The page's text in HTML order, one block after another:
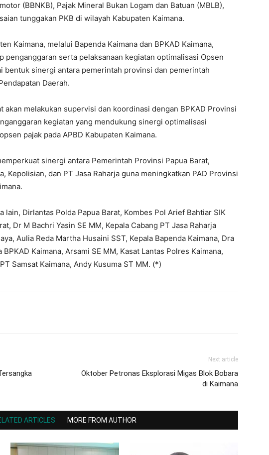
(BBNKB), Pajak Mineral Bukan Logam dan Batuan (MBLB),
tunggakan PKB di wilayah Kabupaten Kaimana.
Kaimana, melalui Bapenda Kaimana dan BPKAD Kaimana,
penganggaran serta pelaksanaan kegiatan optimalisasi Opsen
bentuk sinergi antara pemerintah provinsi dan pemerintah
Daerah.
akan melakukan supervisi dan koordinasi dengan BPKAD Provinsi
kegiatan yang mendukung sinergi optimalisasi
pajak pada APBD Kabupaten Kaimana.
sinergi antara Pemerintah Provinsi Papua Barat,
Kepolisian, dan PT Jasa Raharja guna meningkatkan PAD Provinsi
lain, Dirlantas Polda Papua Barat, Kombes Pol Arief Bahtiar SIK
Dr M Bachri Yasin SE MM, Kepala Cabang PT Jasa Raharja
Aulia Reda Martha Husaini SST, Kepala Bapenda Kaimana, Dra
Kaimana, Arsami SE MM, Kasat Lantas Polres Kaimana,
Samsat Kaimana, Andy Kusuma ST MM. (*)
Next article
Oktober Petronas Eksplorasi Migas Blok Bobara
di Kaimana
ARTICLES MORE FROM AUTHOR